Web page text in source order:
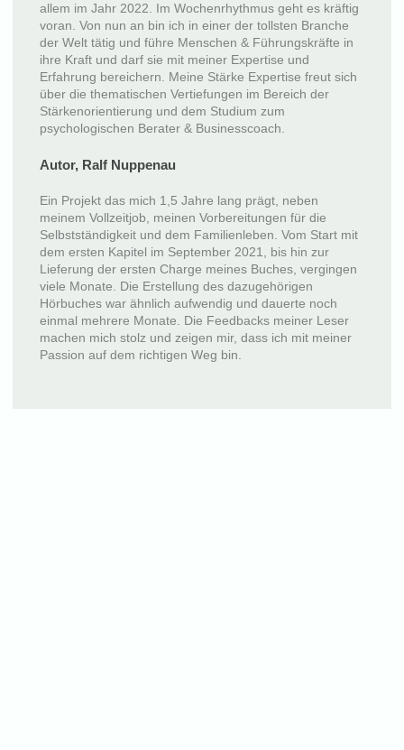
allem im Jahr 2022. Im Wochenrhythmus geht es kräftig
voran. Von nun an bin ich in einer der tollsten Branche
der Welt tätig und führe Menschen & Führungskräfte in
ihre Kraft und darf sie mit meiner Expertise und
Erfahrung bereichern. Meine Stärke Expertise freut sich
über die thematischen Vertiefungen im Bereich der
Stärkenorientierung und dem Studium zum
psychologischen Berater & Businesscoach.
Autor, Ralf Nuppenau
Ein Projekt das mich 1,5 Jahre lang prägt, neben
meinem Vollzeitjob, meinen Vorbereitungen für die
Selbstständigkeit und dem Familienleben. Vom Start mit
dem ersten Kapitel im September 2021, bis hin zur
Lieferung der ersten Charge meines Buches, vergingen
viele Monate. Die Erstellung des dazugehörigen
Hörbuches war ähnlich aufwendig und dauerte noch
einmal mehrere Monate. Die Feedbacks meiner Leser
machen mich stolz und zeigen mir, dass ich mit meiner
Passion auf dem richtigen Weg bin.